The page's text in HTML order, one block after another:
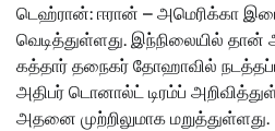
டெஹ்ரான்: ஈரான் – அமெரிக்கா
வெடித்துள்ளது. இந்நிலையில் தான்
கத்தார் தநைகர் தோஹாவில்
அதிபர் டொனால்ட் டிரம்ப்
அதனை முற்றிலுமாக மறுத்துள்ளது.